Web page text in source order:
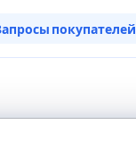
покупателей